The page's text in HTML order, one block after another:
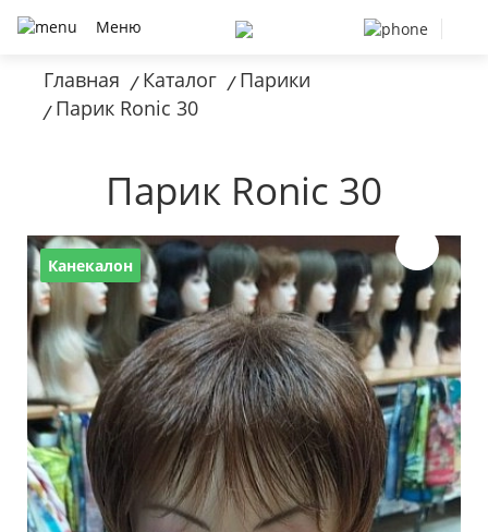
Меню
Главная / Каталог / Парики
/ Парик Ronic 30
Парик Ronic 30
Канекалон